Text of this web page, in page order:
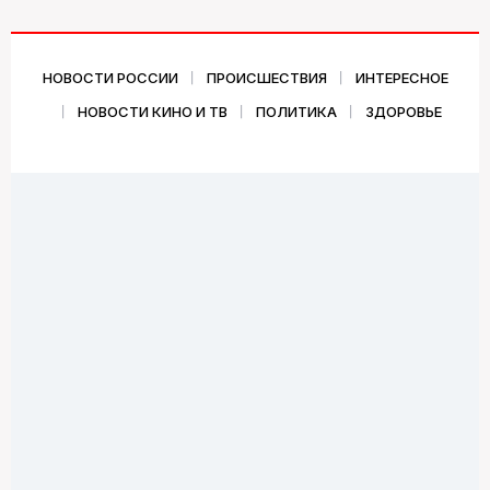
НОВОСТИ РОССИИ ПРОИСШЕСТВИЯ
ИНТЕРЕСНОЕ
НОВОСТИ КИНО И ТВ
ПОЛИТИКА ЗДОРОВЬЕ